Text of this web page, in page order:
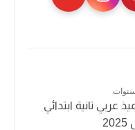
عربي تانية ابتدائي